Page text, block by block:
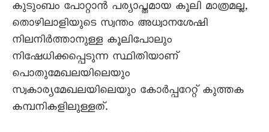
കുടുംബം പോറ്റാൻ പര്യാപ്തമായ കൂലി മാത്രമല്ല,
തൊഴിലാളിയുടെ സ്വന്തം അധ്വാനശേഷി
നിലനിർത്താനുള്ള കൂലിപോലും
നിഷേധിക്കപ്പെടുന്ന സ്ഥിതിയാണ്
പൊതുമേഖലയിലെയും
സ്വകാര്യമേഖലയിലെയും കോർപ്പറേറ്റ് കുത്തക
കമ്പനികളിലുള്ളത്.